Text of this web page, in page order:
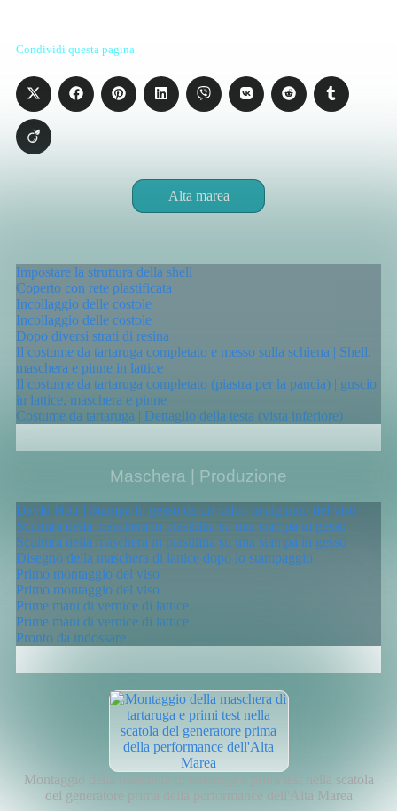
Condividi questa pagina
Alta marea
Impostare la struttura della shell
Coperto con rete plastificata
Incollaggio delle costole
Incollaggio delle costole
Dopo diversi strati di resina
Il costume da tartaruga completato e messo sulla schiena | Shell,
maschera e pinne in lattice
Il costume da tartaruga completato (piastra per la pancia) | guscio
in lattice, maschera e pinne
Costume da tartaruga | Dettaglio della testa (vista inferiore)
Maschera | Produzione
David Noir | Stampa in gesso da un calco in alginato del viso
Scultura della maschera in plastilina su una stampa in gesso
Scultura della maschera in plastilina su una stampa in gesso
Disegno della maschera di lattice dopo lo stampaggio
Primo montaggio del viso
Primo montaggio del viso
Prime mani di vernice di lattice
Prime mani di vernice di lattice
Pronto da indossare
Montaggio della maschera di tartaruga e primi test nella scatola
del generatore prima della performance dell'Alta Marea